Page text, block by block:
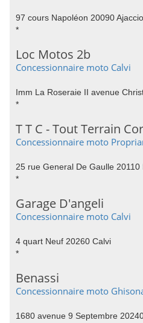
97 cours Napoléon 20090 Ajaccio
*
Loc Motos 2b
Concessionnaire moto Calvi
Imm La Roseraie II avenue
*
T T C - Tout Terrain
Concessionnaire moto
25 rue General De Gaulle 20110
*
Garage D'angeli
Concessionnaire moto Calvi
4 quart Neuf 20260 Calvi
*
Benassi
Concessionnaire moto
1680 avenue 9 Septembre